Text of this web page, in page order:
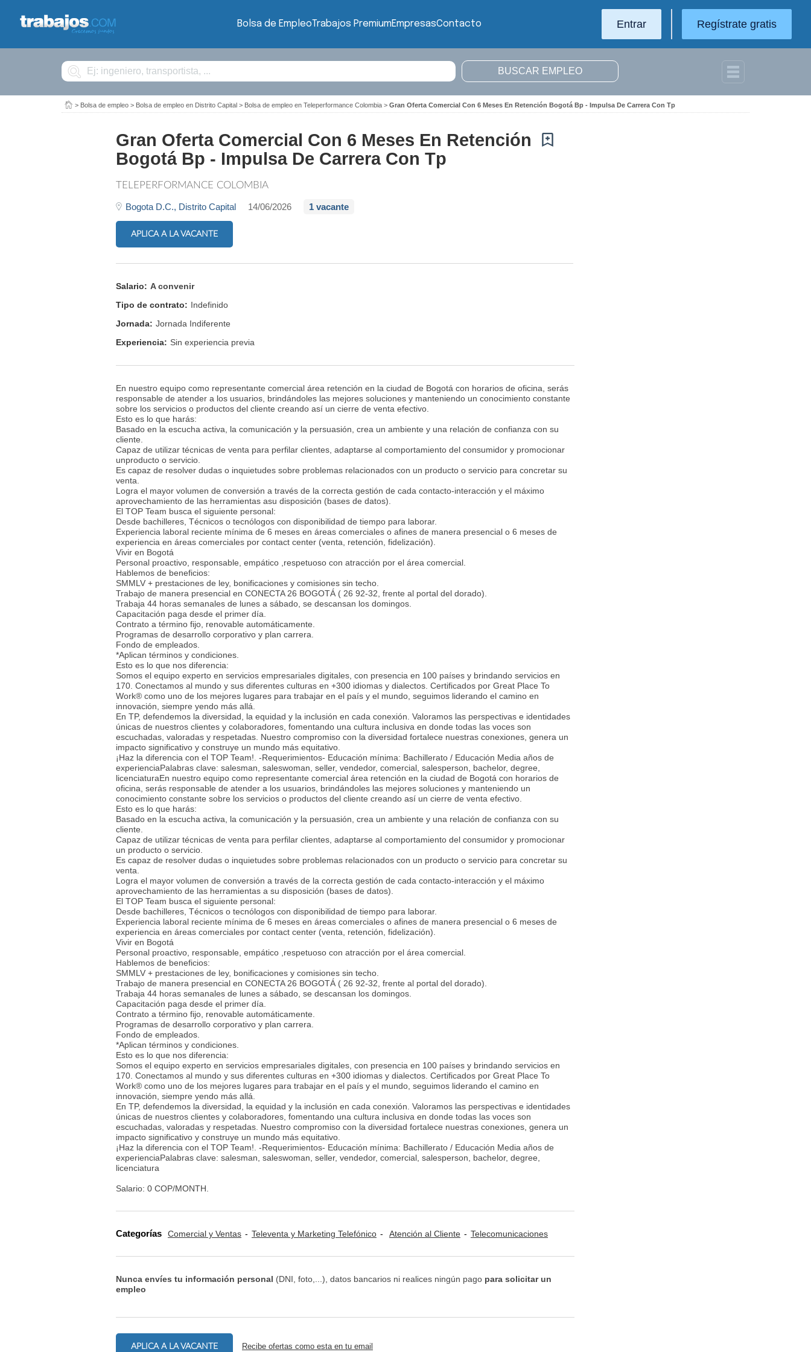
Bolsa de EmpleoTrabajos PremiumEmpresasContacto Entrar Regístrate gratis
Buscar
> Bolsa de empleo > Bolsa de empleo en Distrito Capital > Bolsa de empleo en Teleperformance Colombia > Gran Oferta Comercial Con 6 Meses En Retención Bogotá Bp - Impulsa De Carrera Con Tp
Gran Oferta Comercial Con 6 Meses En Retención
Bogotá Bp - Impulsa De Carrera Con Tp
TELEPERFORMANCE COLOMBIA
Bogota D.C., Distrito Capital 14/06/2026 1 vacante
APLICA A LA VACANTE
Salario: A convenir
Tipo de contrato: Indefinido
Jornada: Jornada Indiferente
Experiencia: Sin experiencia previa
En nuestro equipo como representante comercial área retención en la ciudad de Bogotá con horarios de oficina, serás
responsable de atender a los usuarios, brindándoles las mejores soluciones y manteniendo un conocimiento constante
sobre los servicios o productos del cliente creando así un cierre de venta efectivo.
Esto es lo que harás:
Basado en la escucha activa, la comunicación y la persuasión, crea un ambiente y una relación de confianza con su
cliente.
Capaz de utilizar técnicas de venta para perfilar clientes, adaptarse al comportamiento del consumidor y promocionar
unproducto o servicio.
Es capaz de resolver dudas o inquietudes sobre problemas relacionados con un producto o servicio para concretar su
venta.
Logra el mayor volumen de conversión a través de la correcta gestión de cada contacto-interacción y el máximo
aprovechamiento de las herramientas asu disposición (bases de datos).
El TOP Team busca el siguiente personal:
Desde bachilleres, Técnicos o tecnólogos con disponibilidad de tiempo para laborar.
Experiencia laboral reciente mínima de 6 meses en áreas comerciales o afines de manera presencial o 6 meses de
experiencia en áreas comerciales por contact center (venta, retención, fidelización).
Vivir en Bogotá
Personal proactivo, responsable, empático ,respetuoso con atracción por el área comercial.
Hablemos de beneficios:
SMMLV + prestaciones de ley, bonificaciones y comisiones sin techo.
Trabajo de manera presencial en CONECTA 26 BOGOTÁ ( 26 92-32, frente al portal del dorado).
Trabaja 44 horas semanales de lunes a sábado, se descansan los domingos.
Capacitación paga desde el primer día.
Contrato a término fijo, renovable automáticamente.
Programas de desarrollo corporativo y plan carrera.
Fondo de empleados.
*Aplican términos y condiciones.
Esto es lo que nos diferencia:
Somos el equipo experto en servicios empresariales digitales, con presencia en 100 países y brindando servicios en
170. Conectamos al mundo y sus diferentes culturas en +300 idiomas y dialectos. Certificados por Great Place To
Work® como uno de los mejores lugares para trabajar en el país y el mundo, seguimos liderando el camino en
innovación, siempre yendo más allá.
En TP, defendemos la diversidad, la equidad y la inclusión en cada conexión. Valoramos las perspectivas e identidades
únicas de nuestros clientes y colaboradores, fomentando una cultura inclusiva en donde todas las voces son
escuchadas, valoradas y respetadas. Nuestro compromiso con la diversidad fortalece nuestras conexiones, genera un
impacto significativo y construye un mundo más equitativo.
¡Haz la diferencia con el TOP Team!. -Requerimientos- Educación mínima: Bachillerato / Educación Media años de
experienciaPalabras clave: salesman, saleswoman, seller, vendedor, comercial, salesperson, bachelor, degree,
licenciaturaEn nuestro equipo como representante comercial área retención en la ciudad de Bogotá con horarios de
oficina, serás responsable de atender a los usuarios, brindándoles las mejores soluciones y manteniendo un
conocimiento constante sobre los servicios o productos del cliente creando así un cierre de venta efectivo.
Esto es lo que harás:
Basado en la escucha activa, la comunicación y la persuasión, crea un ambiente y una relación de confianza con su
cliente.
Capaz de utilizar técnicas de venta para perfilar clientes, adaptarse al comportamiento del consumidor y promocionar
un producto o servicio.
Es capaz de resolver dudas o inquietudes sobre problemas relacionados con un producto o servicio para concretar su
venta.
Logra el mayor volumen de conversión a través de la correcta gestión de cada contacto-interacción y el máximo
aprovechamiento de las herramientas a su disposición (bases de datos).
El TOP Team busca el siguiente personal:
Desde bachilleres, Técnicos o tecnólogos con disponibilidad de tiempo para laborar.
Experiencia laboral reciente mínima de 6 meses en áreas comerciales o afines de manera presencial o 6 meses de
experiencia en áreas comerciales por contact center (venta, retención, fidelización).
Vivir en Bogotá
Personal proactivo, responsable, empático ,respetuoso con atracción por el área comercial.
Hablemos de beneficios:
SMMLV + prestaciones de ley, bonificaciones y comisiones sin techo.
Trabajo de manera presencial en CONECTA 26 BOGOTÁ ( 26 92-32, frente al portal del dorado).
Trabaja 44 horas semanales de lunes a sábado, se descansan los domingos.
Capacitación paga desde el primer día.
Contrato a término fijo, renovable automáticamente.
Programas de desarrollo corporativo y plan carrera.
Fondo de empleados.
*Aplican términos y condiciones.
Esto es lo que nos diferencia:
Somos el equipo experto en servicios empresariales digitales, con presencia en 100 países y brindando servicios en
170. Conectamos al mundo y sus diferentes culturas en +300 idiomas y dialectos. Certificados por Great Place To
Work® como uno de los mejores lugares para trabajar en el país y el mundo, seguimos liderando el camino en
innovación, siempre yendo más allá.
En TP, defendemos la diversidad, la equidad y la inclusión en cada conexión. Valoramos las perspectivas e identidades
únicas de nuestros clientes y colaboradores, fomentando una cultura inclusiva en donde todas las voces son
escuchadas, valoradas y respetadas. Nuestro compromiso con la diversidad fortalece nuestras conexiones, genera un
impacto significativo y construye un mundo más equitativo.
¡Haz la diferencia con el TOP Team!. -Requerimientos- Educación mínima: Bachillerato / Educación Media años de
experienciaPalabras clave: salesman, saleswoman, seller, vendedor, comercial, salesperson, bachelor, degree,
licenciatura
Salario: 0 COP/MONTH.
Categorías Comercial y Ventas Televenta y Marketing Telefónico Atención al Cliente Telecomunicaciones
Nunca envíes tu información personal (DNI, foto,...), datos bancarios ni realices ningún pago para solicitar un
empleo
APLICA A LA VACANTE Recibe ofertas como esta en tu email